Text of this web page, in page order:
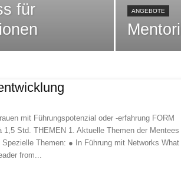
für
ANGEBOTE
mit Führungspotenzial oder -erfahrung FORM
1,5 Std. THEMEN 1. Aktuelle Themen der Mentees
Spezielle Themen: ● In Führung mit Networks What
from...